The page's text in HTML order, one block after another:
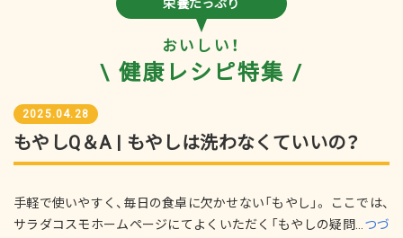
栄養たっぷり
おいしい！
\ 健康レシピ特集 /
2025.04.28
もやしQ＆A | もやしは洗わなくていいの？
手軽で使いやすく、毎日の食卓に欠かせない「もやし」。 ここでは、
サラダコスモホームページにてよくいただく「もやしの疑問... つづ